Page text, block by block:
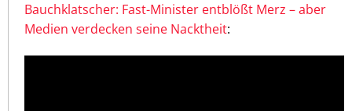
Bauchklatscher: Fast-Minister entblößt Merz – aber
Medien verdecken seine Nacktheit: